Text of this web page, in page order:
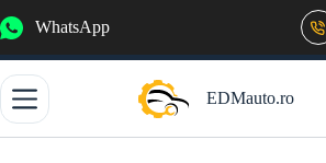
la
WhatsApp
EDMauto.ro